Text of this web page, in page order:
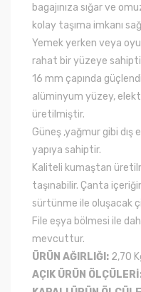
bagajınıza sığar ve
kolay taşıma imkanı
Yemek yerken veya
rahat bir yüzeye
16 mm çapında
alüminyum yüzey,
üretilmiştir.
Güneş ,yağmur gibi dış
yapıya sahiptir.
Kaliteli kumaştan
taşınabilir. Çanta
sürtünme ile oluşacak
File eşya bölmesi ile
mevcuttur.
ÜRÜN AĞIRLIĞI: 2,70
AÇIK ÜRÜN